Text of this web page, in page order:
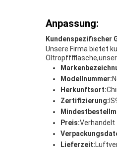
Anpassung:
Kundenspezifischer
Unsere Firma bietet
Modellnummer:
Herkunftsort:
Zertifizierung:
Preis:Verhandelt
Lieferzeit: